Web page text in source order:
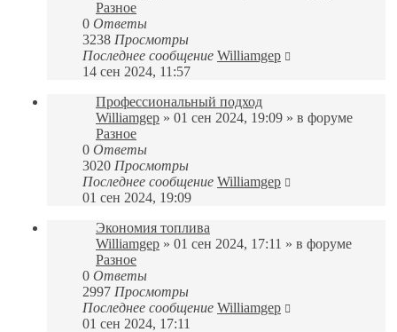
Разное
0 Ответы
3238 Просмотры
Последнее сообщение Williamgep
14 сен 2024, 11:57
Профессиональный подход
Williamgep » 01 сен 2024, 19:09 » в форуме
Разное
0 Ответы
3020 Просмотры
Последнее сообщение Williamgep
01 сен 2024, 19:09
Экономия топлива
Williamgep » 01 сен 2024, 17:11 » в форуме
Разное
0 Ответы
2997 Просмотры
Последнее сообщение Williamgep
01 сен 2024, 17:11